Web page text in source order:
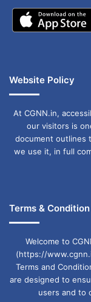
Website Policy
At CGNN.in,
our visitors is
document outlines
we use it, in full
Terms & Condition
Welcome to
(https://
Terms and
are designed to
users and to